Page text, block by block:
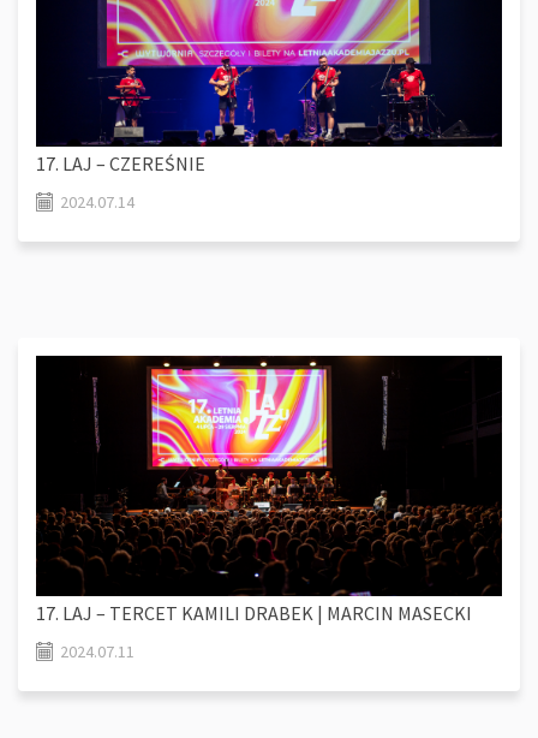
17. LAJ – CZEREŚNIE
2024.07.14
17. LAJ – TERCET KAMILI DRABEK | MARCIN MASECKI
2024.07.11